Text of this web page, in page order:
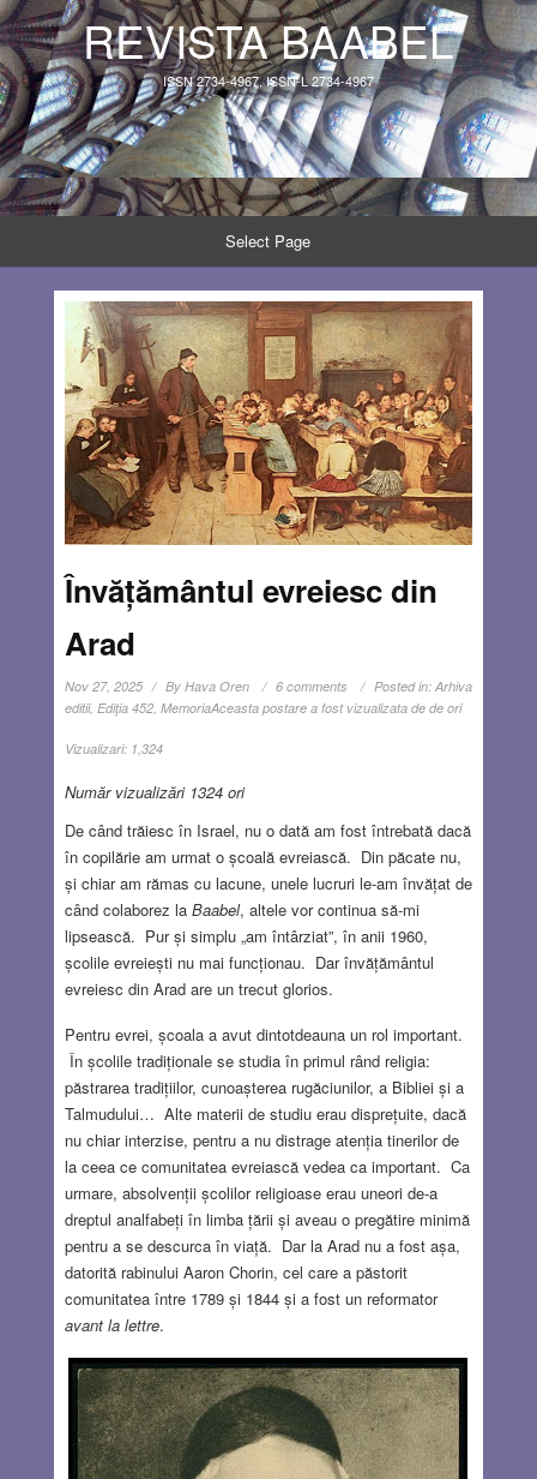
REVISTA BAABEL
ISSN 2734-4967, ISSN-L 2734-4967
Select Page
Învățământul evreiesc din
Arad
Nov 27, 2025 By Hava Oren 6 comments Posted in: Arhiva
editii, Ediţia 452, MemoriaAceasta postare a fost vizualizata de de ori
Vizualizari: 1,324
Număr vizualizări 1324 ori
De când trăiesc în Israel, nu o dată am fost întrebată dacă
în copilărie am urmat o școală evreiască. Din păcate nu,
și chiar am rămas cu lacune, unele lucruri le-am învățat de
când colaborez la Baabel, altele vor continua să-mi
lipsească. Pur și simplu „am întârziat”, în anii 1960,
școlile evreiești nu mai funcționau. Dar învățământul
evreiesc din Arad are un trecut glorios.
Pentru evrei, școala a avut dintotdeauna un rol important.
În școlile tradiționale se studia în primul rând religia:
păstrarea tradițiilor, cunoașterea rugăciunilor, a Bibliei și a
Talmudului… Alte materii de studiu erau disprețuite, dacă
nu chiar interzise, pentru a nu distrage atenția tinerilor de
la ceea ce comunitatea evreiască vedea ca important. Ca
urmare, absolvenții școlilor religioase erau uneori de-a
dreptul analfabeți în limba țării și aveau o pregătire minimă
pentru a se descurca în viață. Dar la Arad nu a fost așa,
datorită rabinului Aaron Chorin, cel care a păstorit
comunitatea între 1789 și 1844 și a fost un reformator
avant la lettre.